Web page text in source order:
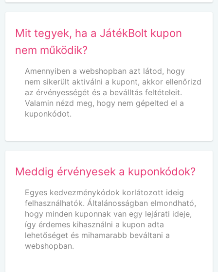
Mit tegyek, ha a JátékBolt kupon
nem működik?
Amennyiben a webshopban azt látod, hogy
nem sikerült aktiválni a kupont, akkor ellenőrizd
az érvényességét és a beválltás feltételeit.
Valamin nézd meg, hogy nem gépelted el a
kuponkódot.
Meddig érvényesek a kuponkódok?
Egyes kedvezménykódok korlátozott ideig
felhasználhatók. Általánosságban elmondható,
hogy minden kuponnak van egy lejárati ideje,
így érdemes kihasználni a kupon adta
lehetőséget és mihamarabb beváltani a
webshopban.